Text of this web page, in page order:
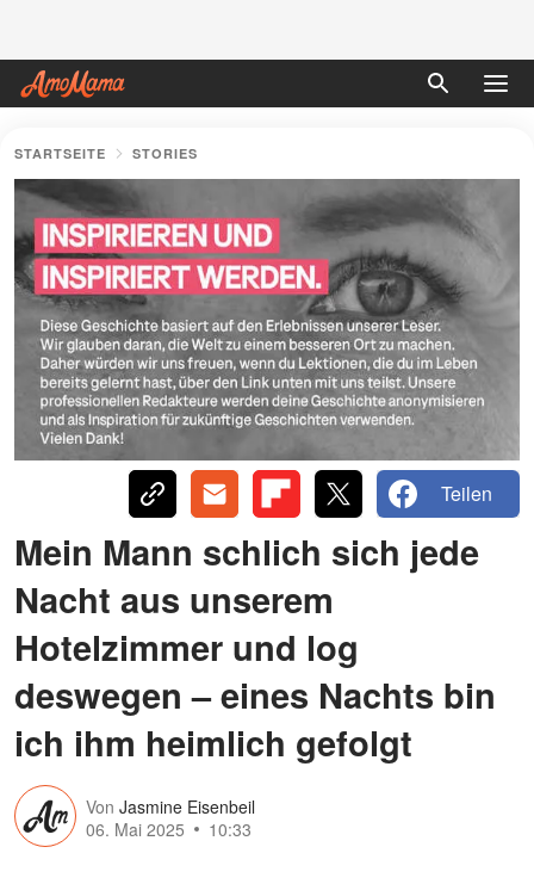
STARTSEITE STORIES
Teilen
Mein Mann schlich sich jede
Nacht aus unserem
Hotelzimmer und log
deswegen – eines Nachts bin
ich ihm heimlich gefolgt
Von Jasmine Eisenbeil
06. Mai 2025
10:33